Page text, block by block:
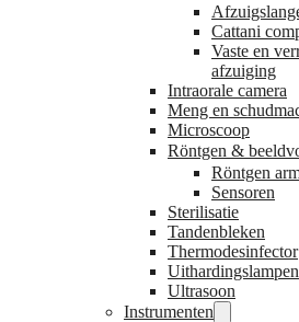
Cattani
Vaste en
afzuiging
Intraorale camera
Meng en
Microscoop
Röntgen &
Röntgen
Sensoren
Sterilisatie
Tandenbleken
Thermodesinfector
Uithardingslampen
Ultrasoon
Instrumenten